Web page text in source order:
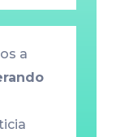
a